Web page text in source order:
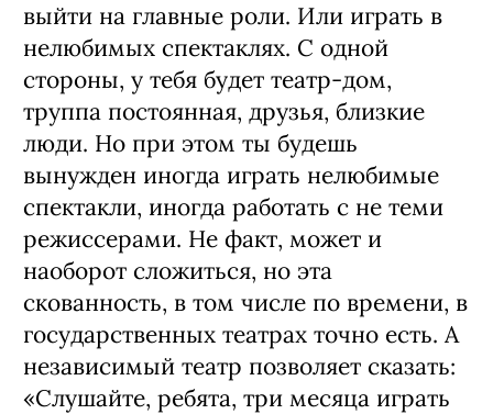
выйти на главные роли. Или играть в
нелюбимых спектаклях. С одной
стороны, у тебя будет театр-дом,
труппа постоянная, друзья, близкие
люди. Но при этом ты будешь
вынужден иногда играть нелюбимые
спектакли, иногда работать с не теми
режиссерами. Не факт, может и
наоборот сложиться, но эта
скованность, в том числе по времени, в
государственных театрах точно есть. А
независимый театр позволяет сказать:
«Слушайте, ребята, три месяца играть